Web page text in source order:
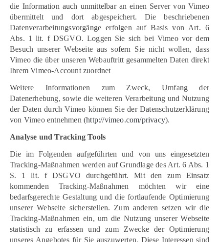
die Information auch unmittelbar an einen Server von Vimeo
übermittelt und dort abgespeichert. Die beschriebenen
Datenverarbeitungsvorgänge erfolgen auf Basis von Art. 6
Abs. 1 lit. f DSGVO. Loggen Sie sich bei Vimeo vor dem
Besuch unserer Webseite aus sofern Sie nicht wollen, dass
Vimeo die über unseren Webauftritt gesammelten Daten direkt
Ihrem Vimeo-Account zuordnet
Weitere Informationen zum Zweck, Umfang der
Datenerhebung, sowie die weiteren Verarbeitung und Nutzung
der Daten durch Vimeo können Sie der Datenschutzerklärung
von Vimeo entnehmen (http://vimeo.com/privacy).
Analyse und Tracking Tools
Die im Folgenden aufgeführten und von uns eingesetzten
Tracking-Maßnahmen werden auf Grundlage des Art. 6 Abs. 1
S. 1 lit. f DSGVO durchgeführt. Mit den zum Einsatz
kommenden Tracking-Maßnahmen möchten wir eine
bedarfsgerechte Gestaltung und die fortlaufende Optimierung
unserer Webseite sicherstellen. Zum anderen setzen wir die
Tracking-Maßnahmen ein, um die Nutzung unserer Webseite
statistisch zu erfassen und zum Zwecke der Optimierung
unseres Angebotes für Sie auszuwerten. Diese Interessen sind